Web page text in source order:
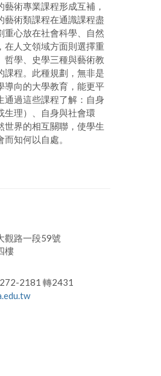
藝術專業課程形成互補，
藝術類課程在通識課程盡
重心放在社會科學、自然
在人文領域方面則選擇重
哲學、史學三種與藝術教
課程。此種規劃，無非是
導向的大學教育，能更平
通過這些課程了解：自身
生理）、自身與社會環
世界的相互關聯，使學生
知何以自處。
觀路一段59號
樓
2181 轉2431